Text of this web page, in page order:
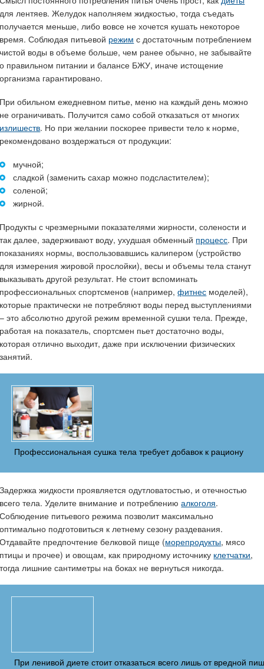
для лентяев. Желудок наполняем жидкостью, тогда съедать
получается меньше, либо вовсе не хочется кушать некоторое
время. Соблюдая питьевой режим с достаточным потреблением
чистой воды в объеме больше, чем ранее обычно, не забывайте
о правильном питании и балансе БЖУ, иначе истощение
организма гарантировано.
При обильном ежедневном питье, меню на каждый день можно
не ограничивать. Получится само собой отказаться от многих
излишеств. Но при желании поскорее привести тело к норме,
рекомендовано воздержаться от продукции:
мучной;
сладкой (заменить сахар можно подсластителем);
соленой;
жирной.
Продукты с чрезмерными показателями жирности, солености и
так далее, задерживают воду, ухудшая обменный процесс. При
показаниях нормы, воспользовавшись калипером (устройство
для измерения жировой прослойки), весы и объемы тела станут
выказывать другой результат. Не стоит вспоминать
профессиональных спортсменов (например,фитнес моделей),
которые практически не потребляют воды перед выступлениями
– это абсолютно другой режим временной сушки тела. Прежде,
работая на показатель, спортсмен пьет достаточно воды,
которая отлично выходит, даже при исключении физических
занятий.
Профессиональная сушка тела требует добавок к рациону
Задержка жидкости проявляется одутловатостью, и отечностью
всего тела. Уделите внимание и потреблениюалкоголя.
Соблюдение питьевого режима позволит максимально
оптимально подготовиться к летнему сезону раздевания.
Отдавайте предпочтение белковой пище (морепродукты, мясо
птицы и прочее) и овощам, как природному источнику клетчатки,
тогда лишние сантиметры на боках не вернуться никогда.
При ленивой диете стоит отказаться всего лишь от вредной